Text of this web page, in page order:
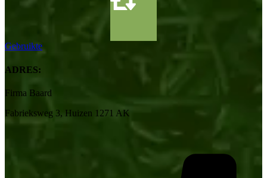
Gebruikte
ADRES:
Firma Baard
Fabrieksweg 3, Huizen 1271 AK